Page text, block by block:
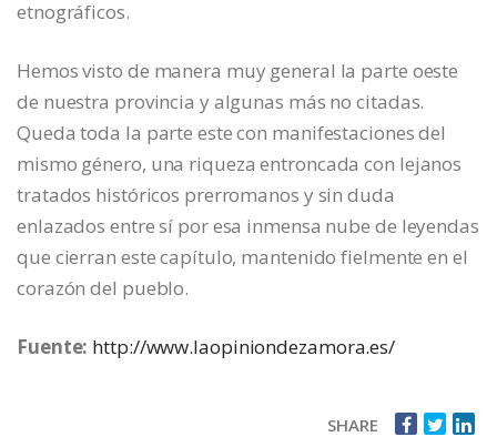
etnográficos.
Hemos visto de manera muy general la parte oeste
de nuestra provincia y algunas más no citadas.
Queda toda la parte este con manifestaciones del
mismo género, una riqueza entroncada con lejanos
tratados históricos prerromanos y sin duda
enlazados entre sí por esa inmensa nube de leyendas
que cierran este capítulo, mantenido fielmente en el
corazón del pueblo.
Fuente: http://www.laopiniondezamora.es/
SHARE